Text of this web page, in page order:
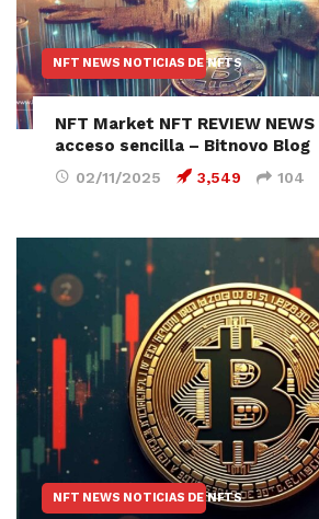
NFT NEWS NOTICIAS DE NFTS
NFT Market NFT REVIEW
acceso sencilla – Bitnovo Blog
02/11/2025 3,549 104
NFT NEWS NOTICIAS DE NFTS